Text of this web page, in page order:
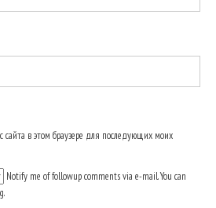
в этом браузере для последующих моих
Notify me of followup comments via e-mail. You can